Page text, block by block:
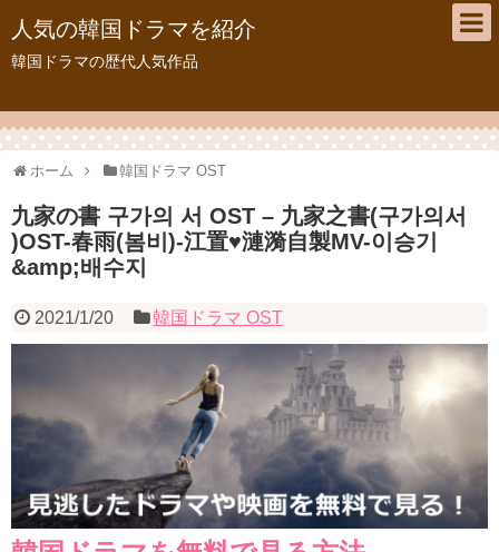
人気の韓国ドラマを紹介
韓国ドラマの歴代人気作品
ホーム 韓国ドラマ OST
九家の書 구가의 서 OST – 九家之書(구가의서
)OST-春雨(봄비)-江置♥漣漪自製MV-이승기
&amp;배수지
2021/1/20 韓国ドラマ OST